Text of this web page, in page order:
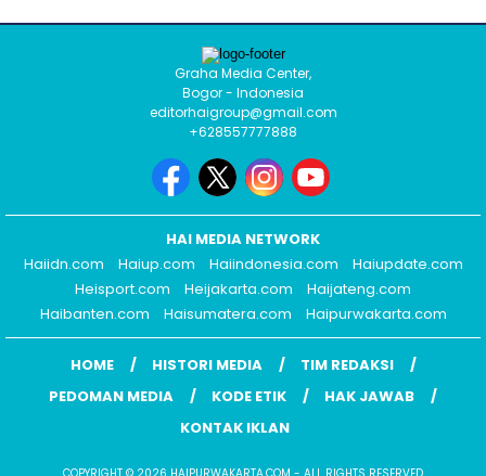
Graha Media Center,
Bogor - Indonesia
editorhaigroup@gmail.com
+628557777888
HAI MEDIA NETWORK
Haiidn.com
Haiup.com Haiindonesia.com
Haiupdate.com
Heisport.com
Heijakarta.com
Haijateng.com
Haibanten.com
Haisumatera.com Haipurwakarta.com
HOME HISTORI MEDIA
TIM REDAKSI
PEDOMAN MEDIA
KODE ETIK
HAK JAWAB
KONTAK IKLAN